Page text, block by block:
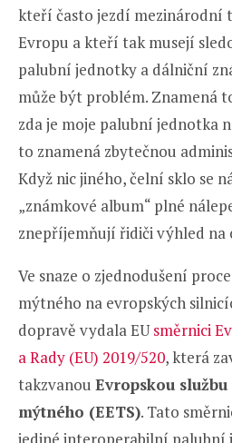
kteří často jezdí mezinárodní
Evropu a kteří tak musejí
palubní jednotky a dálniční
může být problém. Znamená
zda je moje palubní jednotka
to znamená zbytečnou
Když nic jiného, čelní sklo se
„známkové album“ plné
znepříjemňují řidiči výhled na
Ve snaze o zjednodušení
mýtného na evropských
dopravě vydala EUsměrnici
a Rady (EU) 2019/520, která
takzvanou Evropskou
mýtného (EETS). Tato